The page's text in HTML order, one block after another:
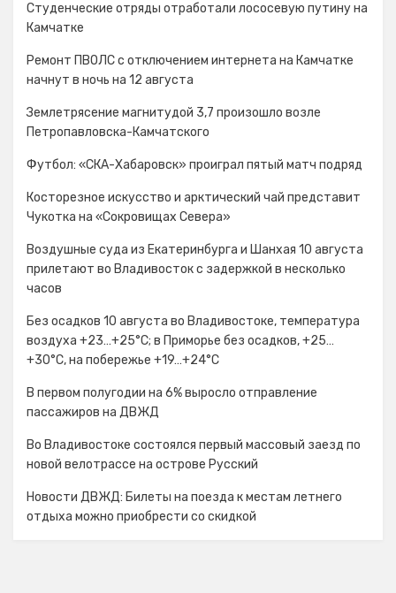
Студенческие отряды отработали лососевую путину на
Камчатке
Ремонт ПВОЛС с отключением интернета на Камчатке
начнут в ночь на 12 августа
Землетрясение магнитудой 3,7 произошло возле
Петропавловска-Камчатского
Футбол: «СКА-Хабаровск» проиграл пятый матч подряд
Косторезное искусство и арктический чай представит
Чукотка на «Сокровищах Севера»
Воздушные суда из Екатеринбурга и Шанхая 10 августа
прилетают во Владивосток с задержкой в несколько
часов
Без осадков 10 августа во Владивостоке, температура
воздуха +23…+25°С; в Приморье без осадков, +25…
+30°C, на побережье +19…+24°C
В первом полугодии на 6% выросло отправление
пассажиров на ДВЖД
Во Владивостоке состоялся первый массовый заезд по
новой велотрассе на острове Русский
Новости ДВЖД: Билеты на поезда к местам летнего
отдыха можно приобрести со скидкой